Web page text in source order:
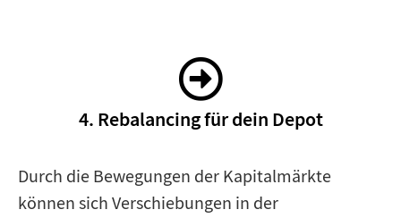
4. Rebalancing für dein Depot
Durch die Bewegungen der Kapitalmärkte
können sich Verschiebungen in der